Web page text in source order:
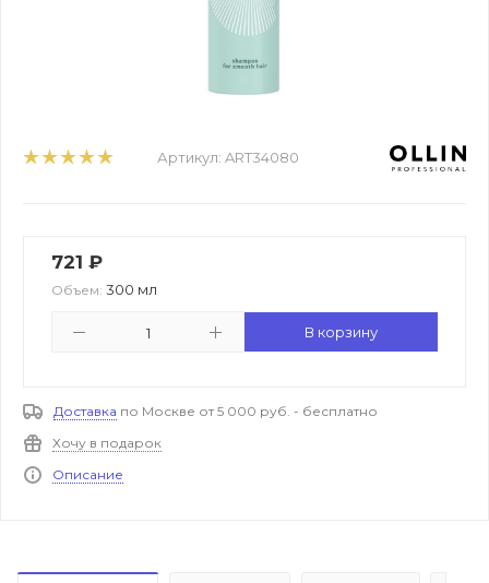
Артикул: ART34080
721 ₽
Объем: 300 мл
В корзину
Доставка по Москве от 5 000 руб. - бесплатно
Хочу в подарок
Описание